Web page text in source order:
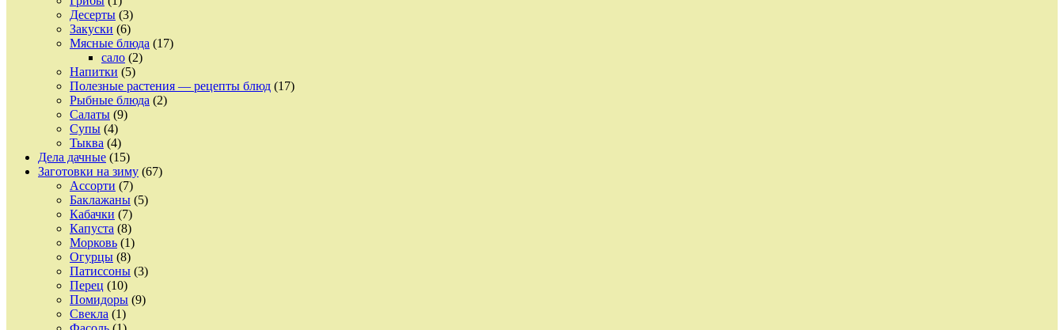
Десерты (3)
Закуски (6)
Мясные блюда (17)
сало (2)
Напитки (5)
Полезные растения — рецепты блюд (17)
Рыбные блюда (2)
Салаты (9)
Супы (4)
Тыква (4)
Дела дачные (15)
Заготовки на зиму (67)
Ассорти (7)
Баклажаны (5)
Кабачки (7)
Капуста (8)
Морковь (1)
Огурцы (8)
Патиссоны (3)
Перец (10)
Помидоры (9)
Свекла (1)